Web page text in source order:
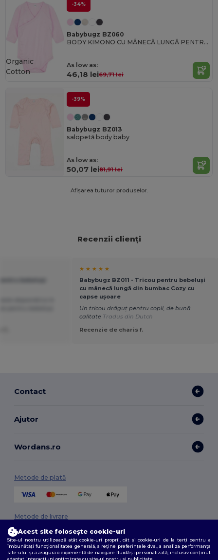
-34%
Babybugz BZ060
BODY KIMONO CU MÂNECĂ LUNGĂ PENTRU BEBELUȘI
As low as:
46,18 lei69,71 lei
Organic
Cotton
-39%
Babybugz BZ013
salopetă body baby
As low as:
50,07 lei81,91 lei
Afișarea tuturor produselor.
Recenzii clienți
★ ★ ★ ★ ★
Babybugz BZ011 - Tricou pentru bebeluși
cu mânecă lungă din bumbac Cozy cu
capse ușoare
Un tricou drăguț pentru copii, de bună
calitate Tradus din Dutch
Recenzie de charis f.
Contact
Ajutor
Wordans.ro
Metode de plată
Metode de livrare
Acest site folosește cookie-uri
Site-ul nostru utilizează atât cookie-uri proprii, cât și cookie-uri de la terți pentru a
îmbunătăți funcționalitatea generală, a reține preferințele dvs., a analiza performanța
site-ului și a asigura o experiență de navigare fluidă și personalizată, inclusiv conținut
adaptat, interacțiuni optimizate cu site-ul nostru și publicitate.